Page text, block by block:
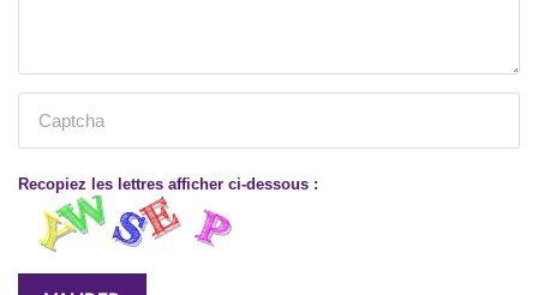
Recopiez les lettres afficher ci-dessous :